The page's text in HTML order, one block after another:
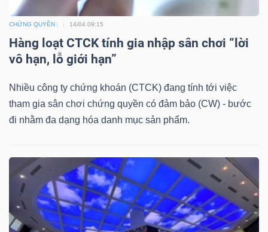
CHỨNG QUYỀN 14/04 09:15
Hàng loạt CTCK tính gia nhập sân chơi “lời
vô hạn, lỗ giới hạn”
Nhiều công ty chứng khoán (CTCK) đang tính tới việc
tham gia sân chơi chứng quyền có đảm bảo (CW) - bước
đi nhằm đa dạng hóa danh mục sản phẩm.
ÍCH
SẢN
chứng
khoán
(-)
Tất cả Cổ phiếu Chỉ số Chứng chỉ quỹ Chứng